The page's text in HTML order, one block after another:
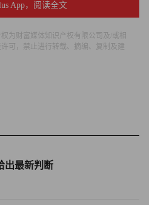
）：252
App，阅读全文
为财富媒体知识产权有限公司及/或相
可，禁止进行转载、摘编、复制及建
出最新判断